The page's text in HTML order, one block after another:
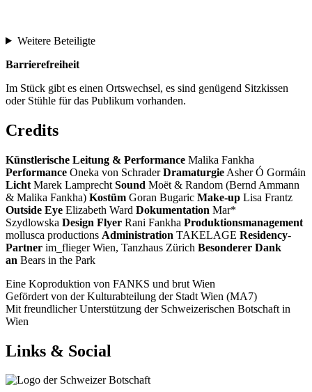
Weitere Beteiligte
Barrierefreiheit
Im Stück gibt es einen Ortswechsel, es sind genügend Sitzkissen
oder Stühle für das Publikum vorhanden.
Credits
Künstlerische Leitung & Performance Malika Fankha
Performance Oneka von SchraderDramaturgie Asher Ó Gormáin
Licht Marek Lamprecht Sound Moët & Random (Bernd Ammann
& Malika Fankha) Kostüm Goran Bugaric Make-up Lisa Frantz
Outside Eye Elizabeth Ward Dokumentation Mar*
Szydlowska Design Flyer Rani Fankha Produktionsmanagement
mollusca productions Administration TAKELAGE Residency-
Partner im_flieger Wien, Tanzhaus Zürich Besonderer Dank
an Bears in the Park
Eine Koproduktion von FANKS und brut Wien
Gefördert von der Kulturabteilung der Stadt Wien (MA7)
Mit freundlicher Unterstützung der Schweizerischen Botschaft in
Wien
Links & Social